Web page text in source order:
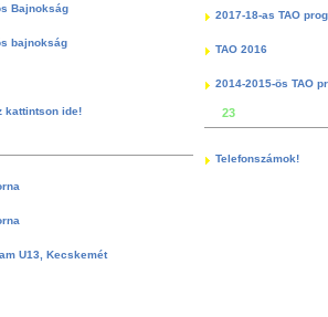
Bajnokság
bajnokság
kattintson ide!
U13, Kecskemét
2017-18-as TAO
TAO 2016
2014-2015-ös TAO
23
Telefonszámok!